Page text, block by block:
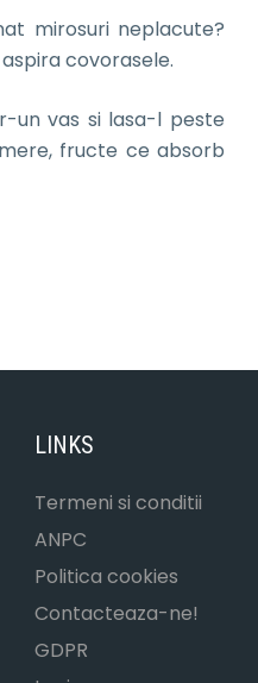
mirosuri neplacute?
covorasele.
un vas si lasa-l peste
fructe ce absorb
LINKS
Termeni si conditii
ANPC
Politica cookies
Contacteaza-ne!
GDPR